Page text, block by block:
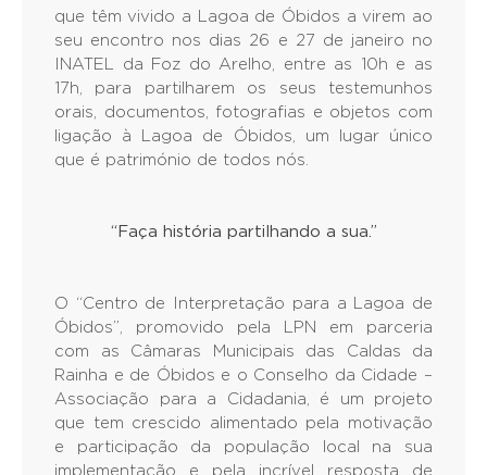
que têm vivido a Lagoa de Óbidos a virem ao
seu encontro nos dias 26 e 27 de janeiro no
INATEL da Foz do Arelho, entre as 10h e as
17h, para partilharem os seus testemunhos
orais, documentos, fotografias e objetos com
ligação à Lagoa de Óbidos, um lugar único
que é património de todos nós.
“Faça história partilhando a sua.”
O “Centro de Interpretação para a Lagoa de
Óbidos”, promovido pela LPN em parceria
com as Câmaras Municipais das Caldas da
Rainha e de Óbidos e o Conselho da Cidade –
Associação para a Cidadania, é um projeto
que tem crescido alimentado pela motivação
e participação da população local na sua
implementação e pela incrível resposta de